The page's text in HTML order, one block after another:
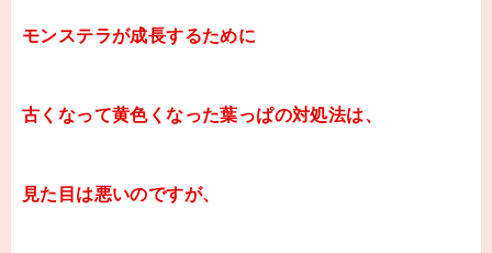
モンステラが成長するために
古くなって黄色くなった葉っぱの対処法は、
見た目は悪いのですが、